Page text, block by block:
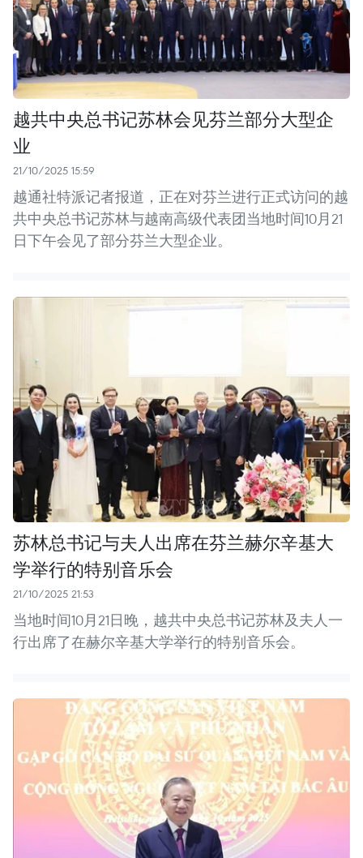
越共中央总书记苏林会见芬兰部分大型企
业
21/10/2025 15:59
越通社特派记者报道，正在对芬兰进行正式访问的越
共中央总书记苏林与越南高级代表团当地时间10月21
日下午会见了部分芬兰大型企业。
苏林总书记与夫人出席在芬兰赫尔辛基大
学举行的特别音乐会
21/10/2025 21:53
当地时间10月21日晚，越共中央总书记苏林及夫人一
行出席了在赫尔辛基大学举行的特别音乐会。